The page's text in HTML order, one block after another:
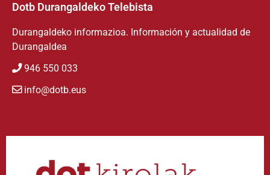
Dotb Durangaldeko Telebista
Durangaldeko informazioa. Información y actualidad de
Durangaldea
946 550 033
info@dotb.eus